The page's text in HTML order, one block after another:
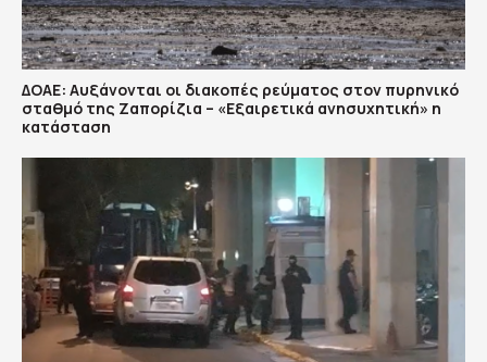
ΔΟΑΕ: Αυξάνονται οι διακοπές ρεύματος στον πυρηνικό
σταθμό της Ζαπορίζια – «Εξαιρετικά ανησυχητική» η
κατάσταση